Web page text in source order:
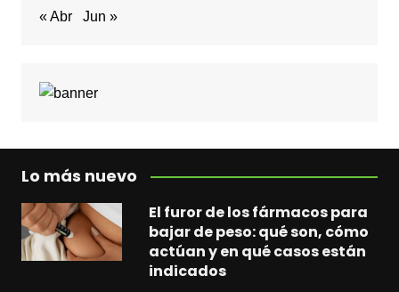
« Abr Jun »
Lo más nuevo
El furor de los fármacos para
bajar de peso: qué son, cómo
actúan y en qué casos están
indicados